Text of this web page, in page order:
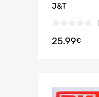
J&T
25.99€